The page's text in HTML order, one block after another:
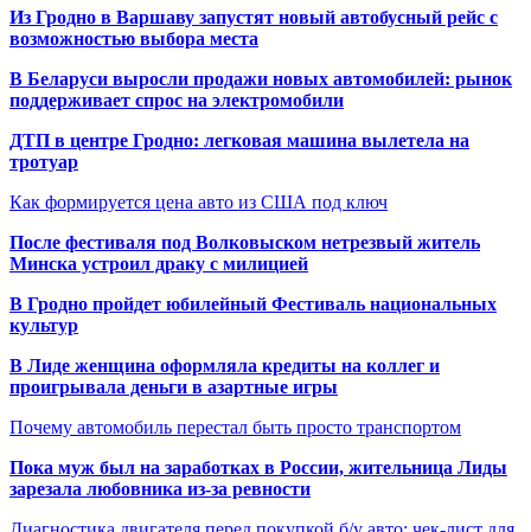
Из Гродно в Варшаву запустят новый автобусный рейс с
возможностью выбора места
В Беларуси выросли продажи новых автомобилей: рынок
поддерживает спрос на электромобили
ДТП в центре Гродно: легковая машина вылетела на
тротуар
Как формируется цена авто из США под ключ
После фестиваля под Волковыском нетрезвый житель
Минска устроил драку с милицией
В Гродно пройдет юбилейный Фестиваль национальных
культур
В Лиде женщина оформляла кредиты на коллег и
проигрывала деньги в азартные игры
Почему автомобиль перестал быть просто транспортом
Пока муж был на заработках в России, жительница Лиды
зарезала любовника из-за ревности